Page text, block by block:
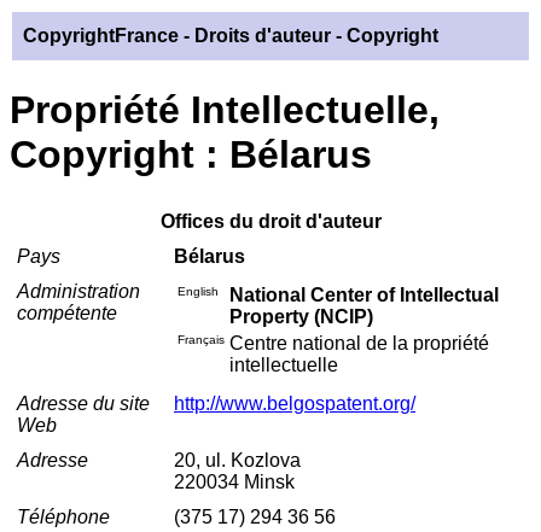
CopyrightFrance - Droits d'auteur - Copyright
Propriété Intellectuelle,
Copyright : Bélarus
Offices du droit d'auteur
Pays
Bélarus
Administration
compétente
English
National Center of Intellectual
Property (NCIP)
Français Centre national de la propriété
intellectuelle
Adresse du site
Web
http://www.belgospatent.org/
Adresse
20, ul. Kozlova
220034 Minsk
Téléphone
(375 17) 294 36 56